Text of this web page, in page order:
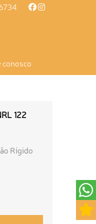
conosco
122
Rígido